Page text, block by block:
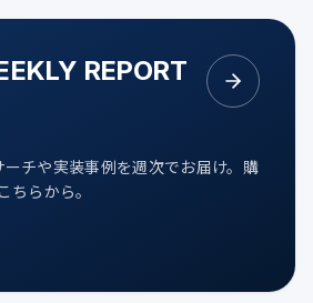
REPORT
チや実装事例を週次でお届け。購
ちらから。